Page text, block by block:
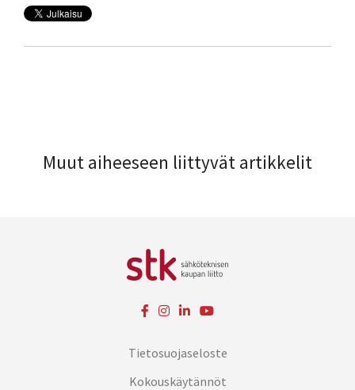
Muut aiheeseen liittyvät artikkelit
Tietosuojaseloste
Kokouskäytännöt